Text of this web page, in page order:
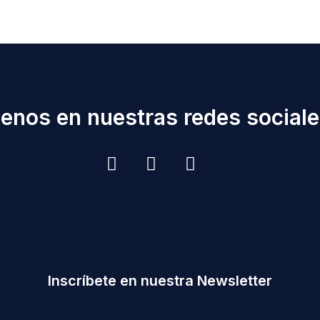
en nuestras redes
Inscríbete en nuestra Newsletter